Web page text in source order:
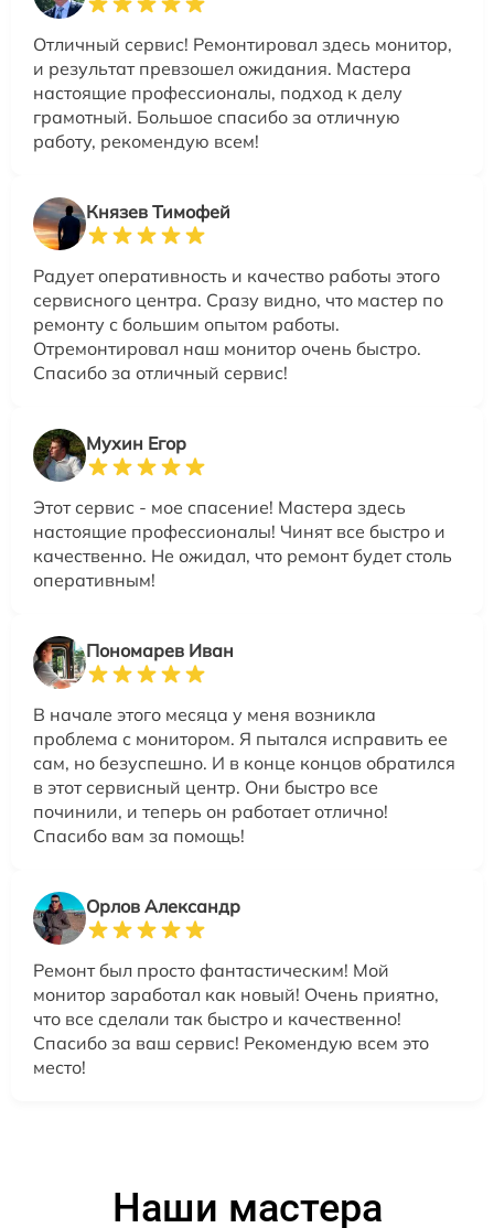
Отличный сервис! Ремонтировал здесь монитор,
и результат превзошел ожидания. Мастера
настоящие профессионалы, подход к делу
грамотный. Большое спасибо за отличную
работу, рекомендую всем!
Князев Тимофей
Радует оперативность и качество работы этого
сервисного центра. Сразу видно, что мастер по
ремонту с большим опытом работы.
Отремонтировал наш монитор очень быстро.
Спасибо за отличный сервис!
Мухин Егор
Этот сервис - мое спасение! Мастера здесь
настоящие профессионалы! Чинят все быстро и
качественно. Не ожидал, что ремонт будет столь
оперативным!
Пономарев Иван
В начале этого месяца у меня возникла
проблема с монитором. Я пытался исправить ее
сам, но безуспешно. И в конце концов обратился
в этот сервисный центр. Они быстро все
починили, и теперь он работает отлично!
Спасибо вам за помощь!
Орлов Александр
Ремонт был просто фантастическим! Мой
монитор заработал как новый! Очень приятно,
что все сделали так быстро и качественно!
Спасибо за ваш сервис! Рекомендую всем это
место!
Наши мастера